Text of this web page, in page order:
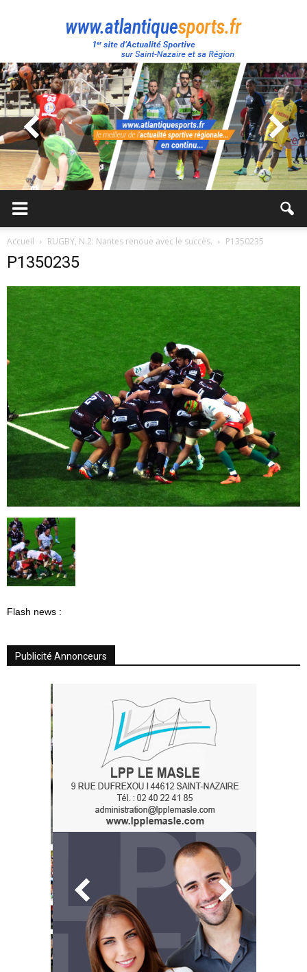
Atlantique
Sport
Accueil RUGBY, N.2: Nantes renoue avec le succès. P1350235
P1350235
Flash news :
Publicité Annonceurs